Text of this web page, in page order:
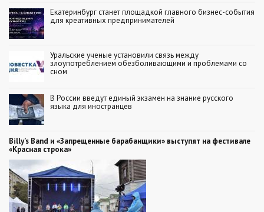
Екатеринбург станет площадкой главного бизнес-события
для креативных предпринимателей
Уральские ученые установили связь между
злоупотреблением обезболивающими и проблемами со
сном
В России введут единый экзамен на знание русского
языка для иностранцев
Billy’s Band и «Запрещенные барабанщики» выступят на фестивале
«Красная строка»